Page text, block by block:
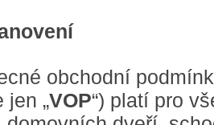
obchodní
jen „VOP“) platí pro